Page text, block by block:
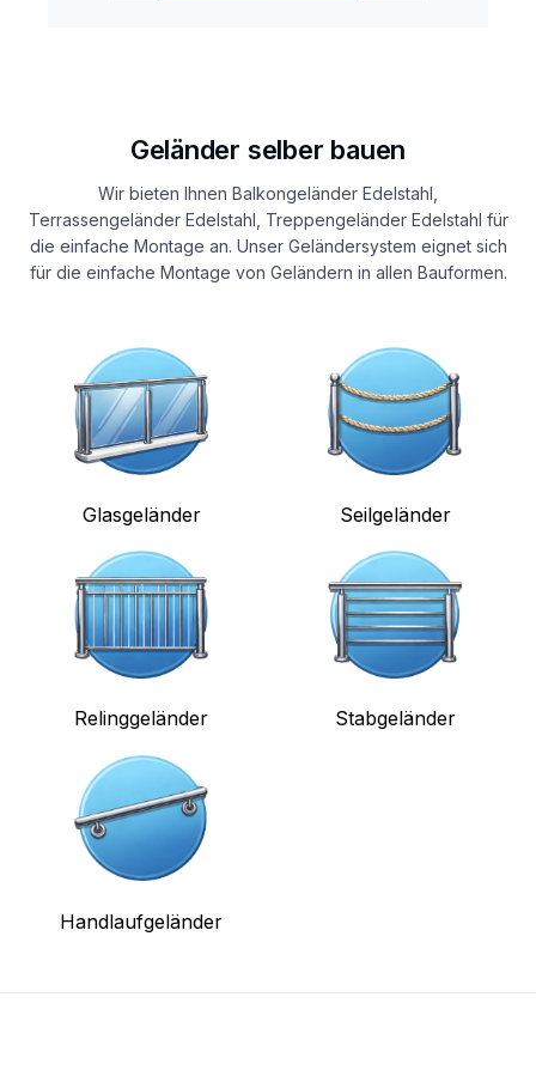
Geländer selber bauen
Wir bieten Ihnen Balkongeländer Edelstahl,
Terrassengeländer Edelstahl, Treppengeländer Edelstahl für
die einfache Montage an. Unser Geländersystem eignet sich
für die einfache Montage von Geländern in allen Bauformen.
Glasgeländer Seilgeländer
Relinggeländer Stabgeländer
Handlaufgeländer